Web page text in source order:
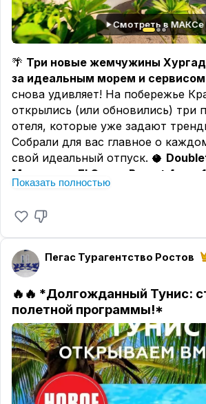
Смотреть в МАКСе
🌴 Три новые жемчужины
за идеальным морем и
снова удивляет! На побережье
открылись (или обновились) три
отеля, которые уже задают
Собрали для вас главное о
свой идеальный отпуск. 🥥
Mangroovy El Gouna Resort 4* от
Минвод
когда имя бренда говорит само
расположен в самом сердце
«египетской Венеции» с ее
Это выбор тех, кто ищет
168000 на 2х из Минвод
(Хургада, залив Макади Бей)
сети Accor. Огромная зеленая
концепция питания Premium Ultra
собственный песчаный пляж
более 500 метров. Здесь не
— всё лучшее собрано внутри
Показать полностью
Пегас Турагентство Ростов
🔥🔥 *Долгожданный Тунис:
полетной программы!*